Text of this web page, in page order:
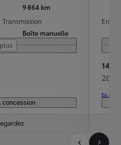
9 864 km
Transmission
Boîte manuelle
concession
14
204
En